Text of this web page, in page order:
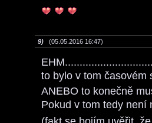
9) (05.05.2016 16:47)
to bylo v tom časovém
ANEBO to konečně
Pokud v tom tedy není